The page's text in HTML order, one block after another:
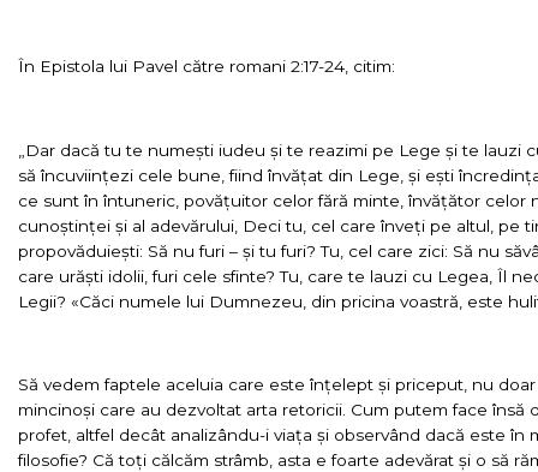
În Epistola lui Pavel către romani 2:17-24, citim:
„Dar dacă tu te numești iudeu și te reazimi pe Lege și te lauzi
să încuviințezi cele bune, fiind învățat din Lege, și ești
ce sunt în întuneric, povățuitor celor fără minte, învățător celor
cunoștinței și al adevărului, Deci tu, cel care înveți pe altul, pe
propovăduiești: Să nu furi – și tu furi? Tu, cel care zici: Să nu
care urăști idolii, furi cele sfinte? Tu, care te lauzi cu Legea, Îl
Legii? «Căci numele lui Dumnezeu, din pricina voastră, este
Să vedem faptele aceluia care este înțelept și priceput, nu
mincinoși care au dezvoltat arta retoricii. Cum putem face însă
profet, altfel decât analizându-i viața și observând dacă este în
filosofie? Că toți călcăm strâmb, asta e foarte adevărat și o să